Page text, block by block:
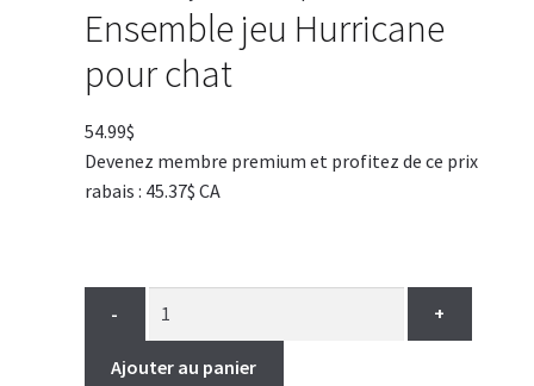
Ensemble jeu Hurricane
pour chat
54.99$
Devenez membre premium et profitez de ce prix
rabais : 45.37$ CA
- +
Ajouter au panier